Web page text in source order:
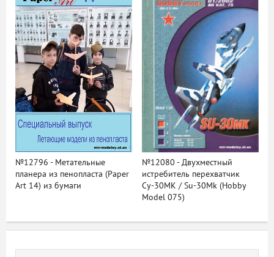
№12796 - Метательные
планера из пенопласта (Paper
Art 14) из бумаги
№12080 - Двухместный
истребитель перехватчик
Су-30МК / Su-30Mk (Hobby
Model 075)